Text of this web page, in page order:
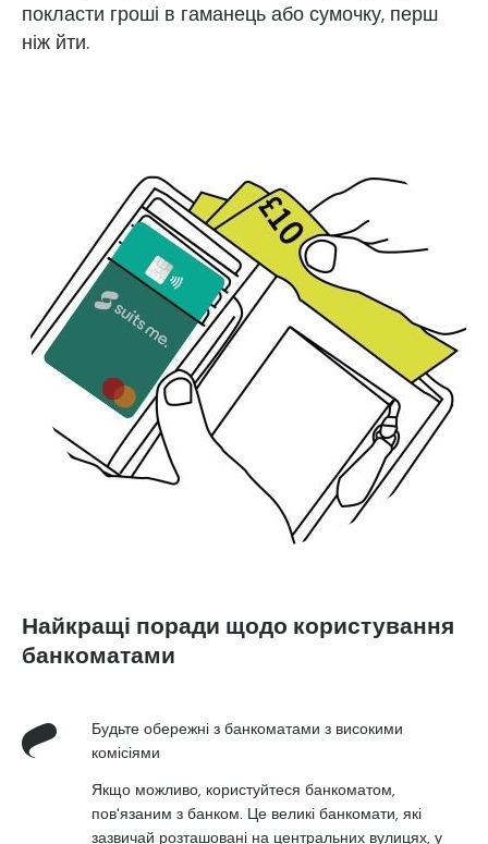
покласти гроші в гаманець або сумочку, перш
ніж йти.
Найкращі поради щодо користування
банкоматами
Будьте обережні з банкоматами з високими
комісіями
Якщо можливо, користуйтеся банкоматом,
пов'язаним з банком. Це великі банкомати, які
зазвичай розташовані на центральних вулицях, у